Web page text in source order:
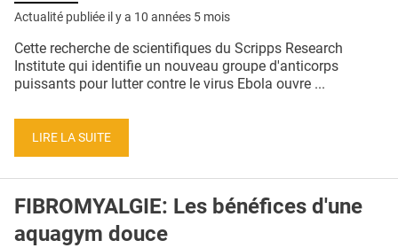
QUI SOMMES-NOUS ?
CONDITIONS GÉNÉRALES
CRÉDITS
Actualité publiée il y a 10 années 5 mois
Cette recherche de scientifiques du Scripps Research
Institute qui identifie un nouveau groupe d'anticorps
puissants pour lutter contre le virus Ebola ouvre ...
LIRE LA SUITE
FIBROMYALGIE: Les bénéfices d'une
aquagym douce